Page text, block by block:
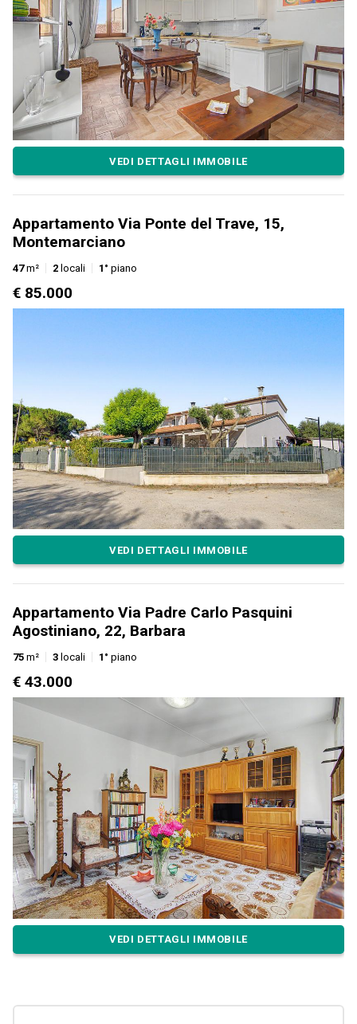
VEDI DETTAGLI IMMOBILE
Appartamento Via Ponte del Trave, 15,
Montemarciano
47m² 2 locali 1° piano
€ 85.000
VEDI DETTAGLI IMMOBILE
Appartamento Via Padre Carlo Pasquini
Agostiniano, 22, Barbara
75 m² 3 locali 1° piano
€ 43.000
VEDI DETTAGLI IMMOBILE